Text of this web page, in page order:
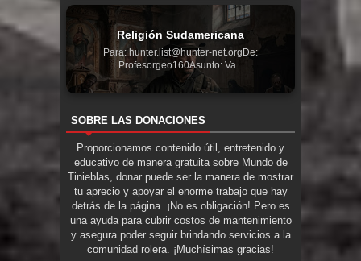
Religión Sudamericana
Para: hunter.list@hunter-net.orgDe:
Profesorgeo160Asunto: Va...
SOBRE LAS DONACIONES
Proporcionamos contenido útil, entretenido y
educativo de manera gratuita sobre Mundo de
Tinieblas, donar puede ser la manera de mostrar
tu aprecio y apoyar el enorme trabajo que hay
detrás de la página. ¡No es obligación! Pero es
una ayuda para cubrir costos de mantenimiento
y asegura poder seguir brindando servicios a la
comunidad rolera. ¡Muchísimas gracias!